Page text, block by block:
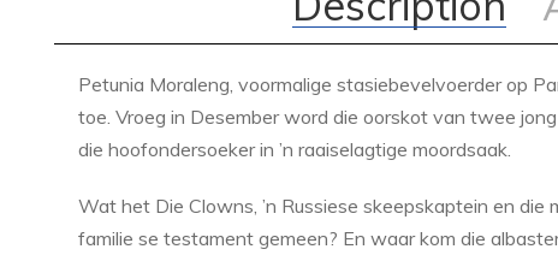
Petunia Moraleng, voormalige stasiebevelvoerder op
toe. Vroeg in Desember word die oorskot van twee
die hoofondersoeker in ’n raaiselagtige moordsaak.
Wat het Die Clowns, ’n Russiese skeepskaptein en
familie se testament gemeen? En waar kom die